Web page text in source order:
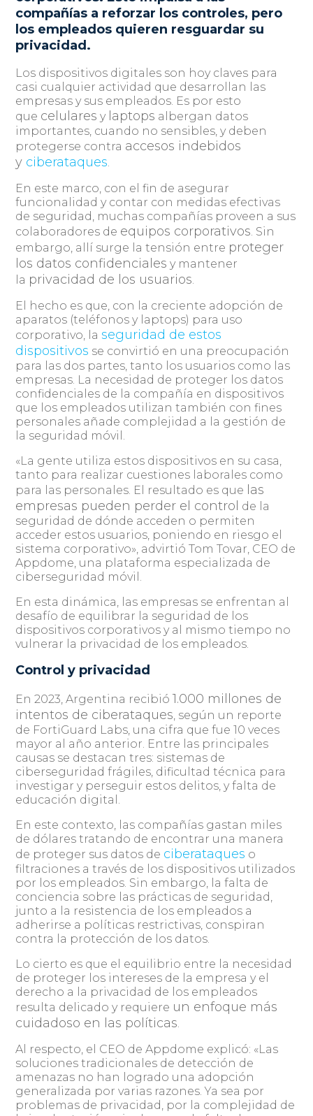
compañías a reforzar los controles, pero
los empleados quieren resguardar su
privacidad.
Los dispositivos digitales son hoy claves para
casi cualquier actividad que desarrollan las
empresas y sus empleados. Es por esto
que celulares y laptops albergan datos
importantes, cuando no sensibles, y deben
protegerse contra accesos indebidos
y ciberataques
En este marco, con el fin de asegurar
funcionalidad y contar con medidas efectivas
de seguridad, muchas compañías proveen a sus
colaboradores de equipos corporativos . Sin
embargo, allí surge la tensión entre proteger
los datos confidenciales y mantener
la privacidad de los usuarios
El hecho es que, con la creciente adopción de
aparatos (teléfonos y laptops) para uso
corporativo, laseguridad de estos
dispositivos se convirtió en una preocupación
para las dos partes, tanto los usuarios como las
empresas. La necesidad de proteger los datos
confidenciales de la compañía en dispositivos
que los empleados utilizan también con fines
personales añade complejidad a la gestión de
la seguridad móvil.
«La gente utiliza estos dispositivos en su casa,
tanto para realizar cuestiones laborales como
para las personales. El resultado es que las
empresas pueden perder el control de la
seguridad de dónde acceden o permiten
acceder estos usuarios, poniendo en riesgo el
sistema corporativo», advirtió Tom Tovar, CEO de
Appdome, una plataforma especializada de
ciberseguridad móvil.
En esta dinámica, las empresas se enfrentan al
desafío de equilibrar la seguridad de los
dispositivos corporativos y al mismo tiempo no
vulnerar la privacidad de los empleados.
Control y privacidad
En 2023, Argentina recibió1.000 millones de
intentos de ciberataques , según un reporte
de FortiGuard Labs, una cifra que fue 10 veces
mayor al año anterior. Entre las principales
causas se destacan tres: sistemas de
ciberseguridad frágiles, dificultad técnica para
investigar y perseguir estos delitos, y falta de
educación digital.
En este contexto, las compañías gastan miles
de dólares tratando de encontrar una manera
de proteger sus datos de ciberataques o
filtraciones a través de los dispositivos utilizados
por los empleados. Sin embargo, la falta de
conciencia sobre las prácticas de seguridad,
junto a la resistencia de los empleados a
adherirse a políticas restrictivas, conspiran
contra la protección de los datos.
Lo cierto es que el equilibrio entre la necesidad
de proteger los intereses de la empresa y el
derecho a la privacidad de los empleados
resulta delicado y requiere un enfoque más
cuidadoso en las políticas
Al respecto, el CEO de Appdome explicó: «Las
soluciones tradicionales de detección de
amenazas no han logrado una adopción
generalizada por varias razones. Ya sea por
problemas de privacidad, por la complejidad de